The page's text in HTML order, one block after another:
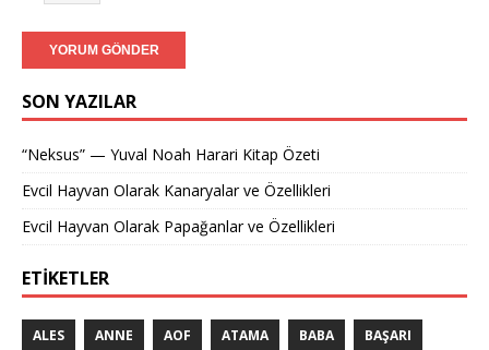
SON YAZILAR
“Neksus” — Yuval Noah Harari Kitap Özeti
Evcil Hayvan Olarak Kanaryalar ve Özellikleri
Evcil Hayvan Olarak Papağanlar ve Özellikleri
ETIKETLER
ALES ANNE AOF ATAMA BABA BAŞARI